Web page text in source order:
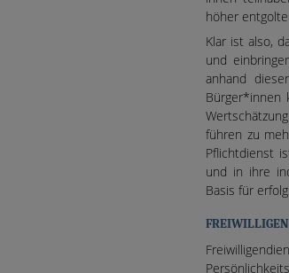
höher
Klar ist also,
und
anhand
Bürger*innen
führen zu
Pflichtdienst
und in ihre
Basis für